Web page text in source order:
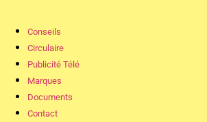
Conseils
Circulaire
Publicité Télé
Marques
Documents
Contact